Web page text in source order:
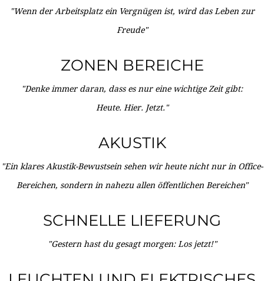
"Wenn der Arbeitsplatz ein Vergnügen ist, wird das Leben zur
Freude"
ZONEN BEREICHE
"Denke immer daran, dass es nur eine wichtige Zeit gibt:
Heute. Hier. Jetzt."
AKUSTIK
"Ein klares Akustik-Bewustsein sehen wir heute nicht nur in Office-
Bereichen, sondern in nahezu allen öffentlichen Bereichen"
SCHNELLE LIEFERUNG
"Gestern hast du gesagt morgen: Los jetzt!"